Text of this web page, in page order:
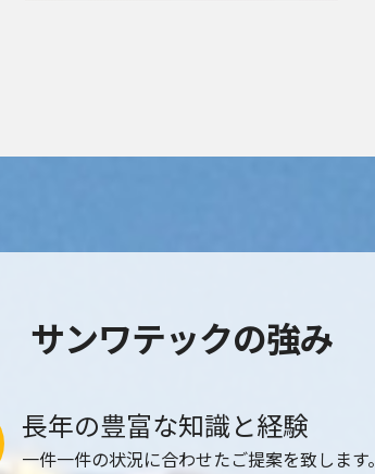
サンワテックの強み
長年の豊富な知識と経験
一件一件の状況に合わせたご提案を致します。